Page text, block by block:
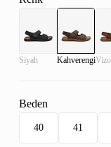
Siyah Kahverengi
Beden
40 41